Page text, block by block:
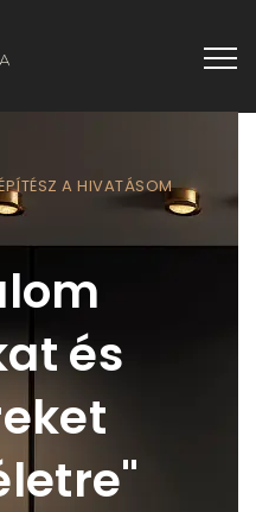
A HIVATÁSOM
és